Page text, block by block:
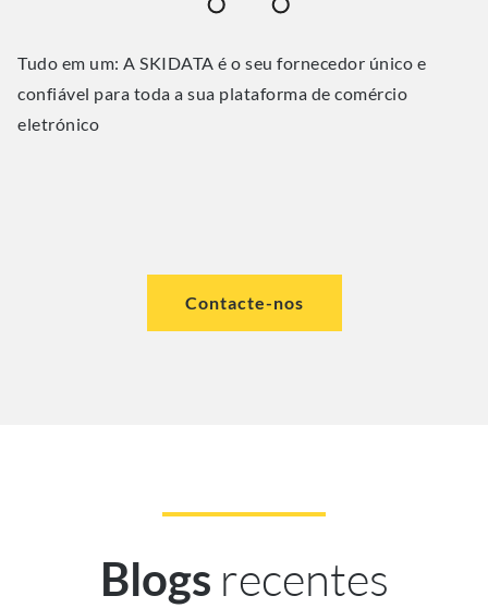
Tudo em um: A SKIDATA é o seu fornecedor único e
confiável para toda a sua plataforma de comércio
eletrónico
Contacte-nos
Blogs recentes